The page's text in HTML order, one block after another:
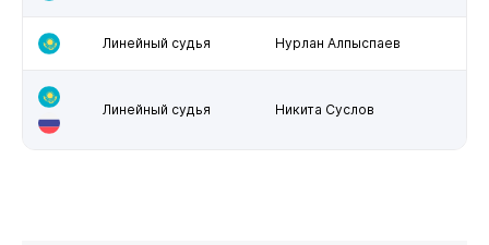
Линейный судья Нурлан Алпыспаев
Линейный судья Никита Суслов